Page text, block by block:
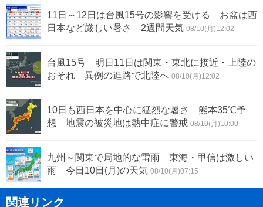
11日～12日は台風15号の影響を受ける お盆は西
日本など厳しい暑さ 2週間天気 08/10(月)12:02
台風15号 明日11日は関東・東北に接近・上陸の
おそれ 異例の進路で北陸へ 08/10(月)12:02
10日も西日本を中心に猛烈な暑さ 熊本35℃予
想 地震の被災地は熱中症に警戒 08/10(月)10:00
九州～関東で局地的な雷雨 東海・甲信は激しい
雨 今日10日(月)の天気 08/10(月)07:15
関連リンク